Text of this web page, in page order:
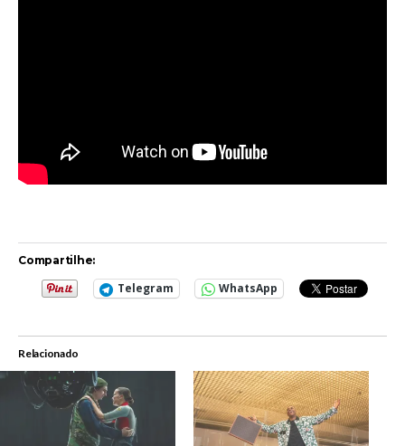
Compartilhe:
Telegram WhatsApp
Relacionado